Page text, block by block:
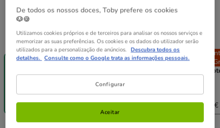
Peso:60 g
Entrega
Grátis
1.69€
(28.17€ / kg)
Entrega
Grátis
3.28€
(27.33€ / kg)
Entrega
Grátis
6.42€
(26.75€ / kg)
6
9.33€
De todos os nossos doces, Toby prefere os cookies
🐶🍪
Utilizamos cookies próprios e de terceiros para analisar os nossos serviços e
memorizar as suas preferências. Os cookies e os dados do utilizador serão
utilizados para a personalização de anúncios. Descubra todos os
detalhes. Consulte como o Google trata as informações pessoais.
Configurar
Aceitar